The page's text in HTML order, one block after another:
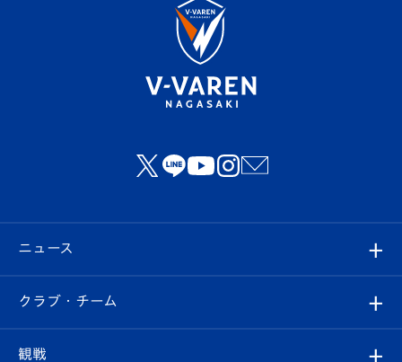
ニュース
すべて
クラブ・チーム
観戦